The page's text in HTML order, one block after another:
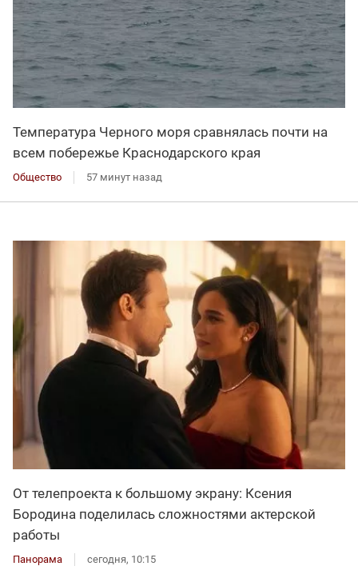
Температура Черного моря сравнялась почти на
всем побережье Краснодарского края
Общество 57 минут назад
От телепроекта к большому экрану: Ксения
Бородина поделилась сложностями актерской
работы
Панорама сегодня, 10:15